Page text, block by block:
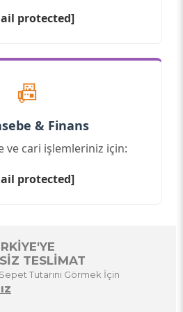
protected]
📠
& Finans
ve cari işlemleriniz için:
protected]
TESLİMAT
Tutarını Görmek İçin